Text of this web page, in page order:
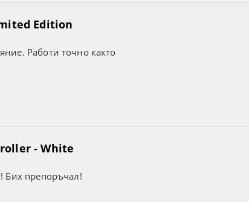
Edition
Работи точно както
- White
Бих препоръчал!